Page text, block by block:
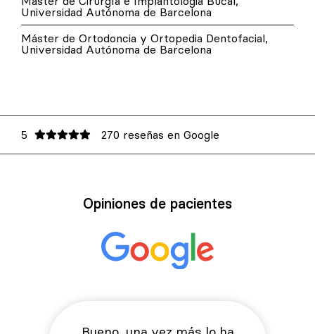
Universidad Autónoma de Barcelona
Máster de Ortodoncia y Ortopedia Dentofacial,
Universidad Autónoma de Barcelona
5 270 reseñas en Google
Opiniones de pacientes